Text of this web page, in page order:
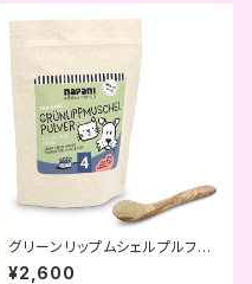
グリーンリップムシェルプルファ
ー 緑イ貝パウダー (napani)
¥2,600